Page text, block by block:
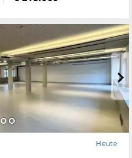
kleinen Vorraum mit
Heute